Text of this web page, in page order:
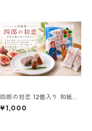
四郎の初恋 12個入り 和紙調
の袋入り
¥1,000